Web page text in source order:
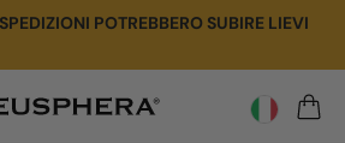
POTREBBERO SUBIRE LIEVI